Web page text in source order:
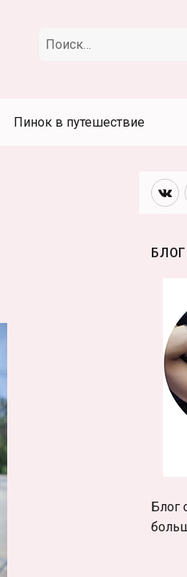
Искать:
Пинок в путешествие
Блог